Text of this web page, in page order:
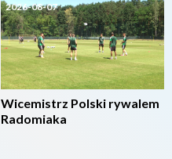
2026-08-07
Wicemistrz Polski rywalem
Radomiaka